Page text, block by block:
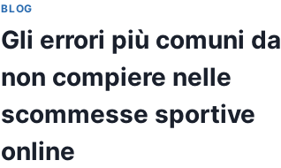
A
TIPOGRAFIA
ONLINE?
ECCO
BLOG
Gli errori più comuni da
non compiere nelle
scommesse sportive
online